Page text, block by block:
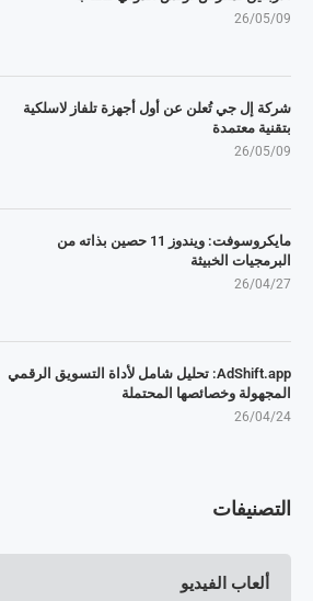
26/05/09
شركة إل جي تُعلن عن أول أجهزة تلفاز لاسلكية
بتقنية معتمدة
26/05/09
مايكروسوفت: ويندوز 11 حصين بذاته من
البرمجيات الخبيثة
26/04/27
AdShift.app: تحليل شامل لأداة التسويق الرقمي
المجهولة وخصائصها المحتملة
26/04/24
التصنيفات
ألعاب الفيديو